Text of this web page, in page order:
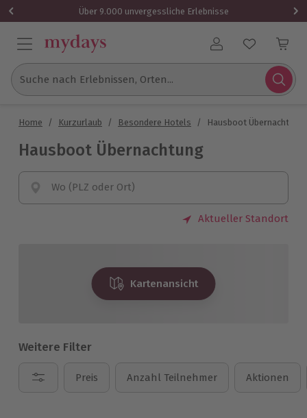
Über 9.000 unvergessliche Erlebnisse
Benutzerkonto
Suche nach Erlebnissen, Orten...
Home / Kurzurlaub / Besondere Hotels / Hausboot Übernachtung
Hausboot Übernachtung
Wo (PLZ oder Ort)
Aktueller Standort
Kartenansicht
Weitere Filter
Preis Anzahl Teilnehmer Aktionen